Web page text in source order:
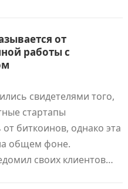
от
работы с
свидетелями того,
стартапы
биткоинов, однако эта
общем фоне.
своих клиентов…